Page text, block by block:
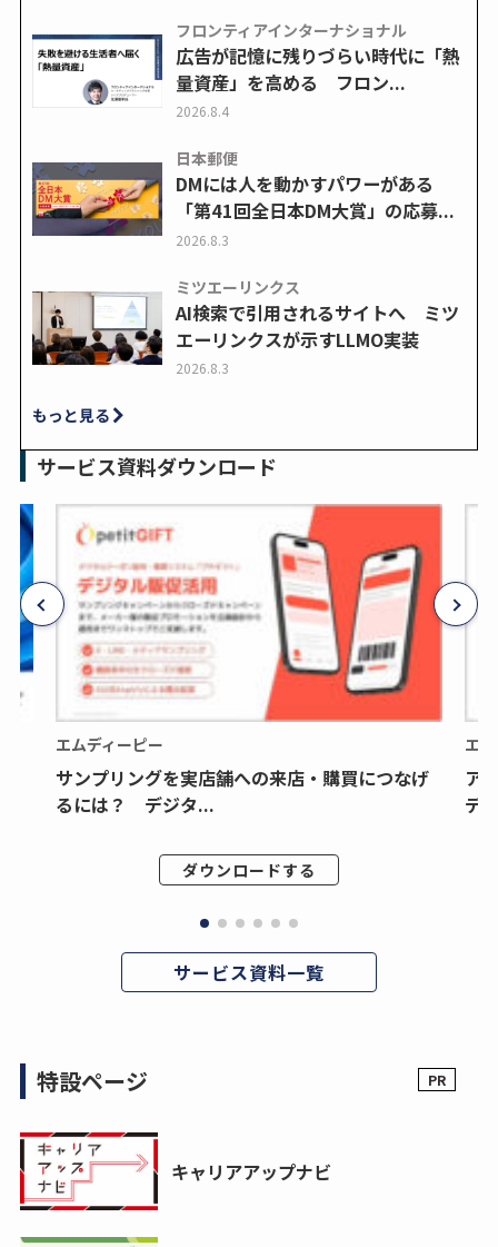
フロンティアインターナショナル
広告が記憶に残りづらい時代に「熱
量資産」を高める フロン...
2026.8.4
日本郵便
DMには人を動かすパワーがある
「第41回全日本DM大賞」の応募...
2026.8.3
ミツエーリンクス
AI検索で引用されるサイトへ ミツ
エーリンクスが示すLLMO実装
2026.8.3
もっと見る
サービス資料ダウンロード
エムディーピー
サンプリングを実店舗への来店・購買につなげ
るには？ デジタ...
ダウンロードする
エ
ア
デ
サービス資料一覧
特設ページ
キャリアアップナビ